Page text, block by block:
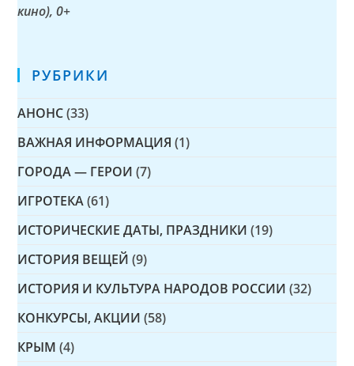
кино), 0+
РУБРИКИ
АНОНС (33)
ВАЖНАЯ ИНФОРМАЦИЯ (1)
ГОРОДА — ГЕРОИ (7)
ИГРОТЕКА (61)
ИСТОРИЧЕСКИЕ ДАТЫ, ПРАЗДНИКИ (19)
ИСТОРИЯ ВЕЩЕЙ (9)
ИСТОРИЯ И КУЛЬТУРА НАРОДОВ РОССИИ (32)
КОНКУРСЫ, АКЦИИ (58)
КРЫМ (4)